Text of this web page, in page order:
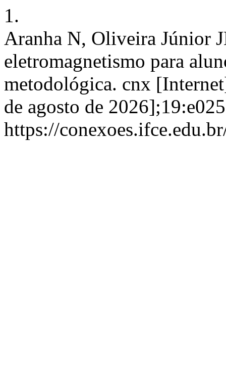
1.
Aranha N, Oliveira Júnior
eletromagnetismo para
metodológica. cnx
de agosto de
https://